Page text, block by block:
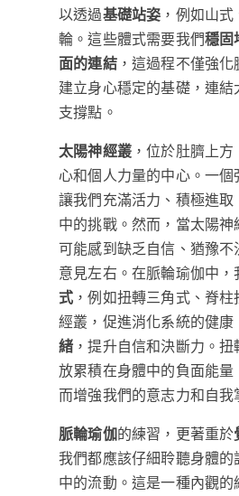
以透過基礎站姿 ，例如山
輪。這些體式需要我們穩固
面的連結，這過程不僅強
建立身心穩定的基礎，連
支撐點。
太陽神經叢 ，位於肚臍上
心和個人力量的中心。一
讓我們充滿活力、積極進
中的挑戰。然而，當太陽
可能感到缺乏自信、猶豫
意見左右。在脈輪瑜伽中，
式 ，例如扭轉三角式、脊
經叢，促進消化系統的健康
緒 ，提升自信和決斷力。
放累積在身體中的負面能
而增強我們的意志力和自我
脈輪瑜伽的練習，更著重於
我們都應該仔細聆聽身體
中的流動。這是一種內觀